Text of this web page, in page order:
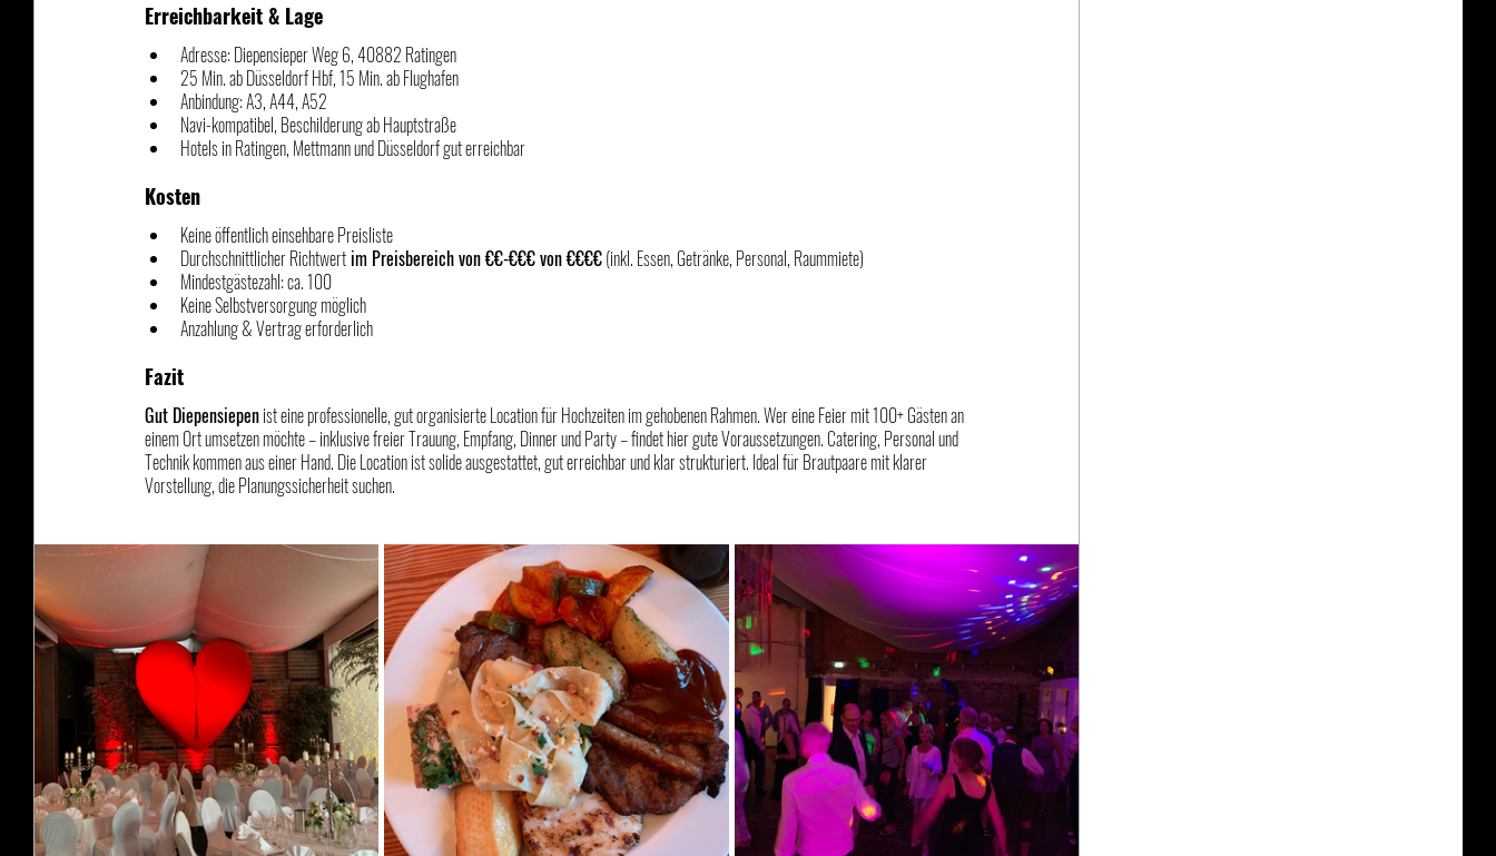
Erreichbarkeit & Lage
Adresse: Diepensieper Weg 6, 40882 Ratingen
25 Min. ab Düsseldorf Hbf, 15 Min. ab Flughafen
Anbindung: A3, A44, A52
Navi-kompatibel, Beschilderung ab Hauptstraße
Hotels in Ratingen, Mettmann und Düsseldorf gut erreichbar
Kosten
Keine öffentlich einsehbare Preisliste
Durchschnittlicher Richtwert im Preisbereich von €€-€€€ von €€€€ (inkl. Essen, Getränke, Personal, Raummiete)
Mindestgästezahl: ca. 100
Keine Selbstversorgung möglich
Anzahlung & Vertrag erforderlich
Fazit
Gut Diepensiepen ist eine professionelle, gut organisierte Location für Hochzeiten im gehobenen Rahmen. Wer eine Feier mit 100+ Gästen an
einem Ort umsetzen möchte – inklusive freier Trauung, Empfang, Dinner und Party – findet hier gute Voraussetzungen. Catering, Personal und
Technik kommen aus einer Hand. Die Location ist solide ausgestattet, gut erreichbar und klar strukturiert. Ideal für Brautpaare mit klarer
Vorstellung, die Planungssicherheit suchen.